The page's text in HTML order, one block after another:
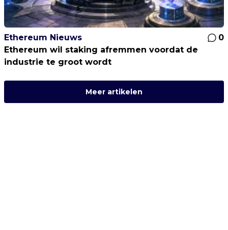
Ethereum Nieuws
0
Ethereum wil staking afremmen voordat de
industrie te groot wordt
Meer artikelen